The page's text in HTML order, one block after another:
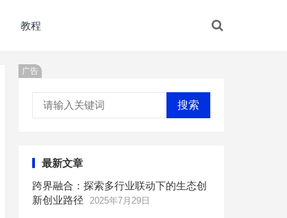
教程
广告
搜索
最新文章
跨界融合：探索多行业联动下的生态创
新创业路径
2025年7月29日